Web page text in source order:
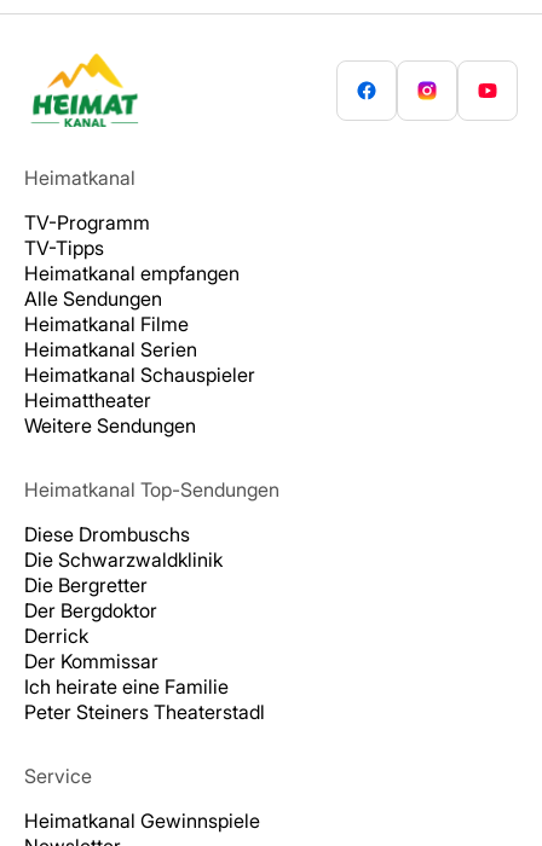
Heimatkanal
TV-Programm
TV-Tipps
Heimatkanal empfangen
Alle Sendungen
Heimatkanal Filme
Heimatkanal Serien
Heimatkanal Schauspieler
Heimattheater
Weitere Sendungen
Heimatkanal Top-Sendungen
Diese Drombuschs
Die Schwarzwaldklinik
Die Bergretter
Der Bergdoktor
Derrick
Der Kommissar
Ich heirate eine Familie
Peter Steiners Theaterstadl
Service
Heimatkanal Gewinnspiele